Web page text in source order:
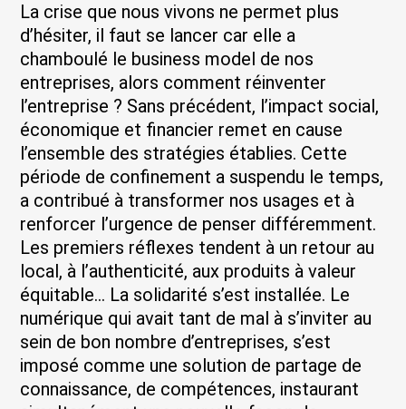
La crise que nous vivons ne permet plus
d’hésiter, il faut se lancer car elle a
chamboulé le business model de nos
entreprises, alors comment réinventer
l’entreprise ? Sans précédent, l’impact social,
économique et financier remet en cause
l’ensemble des stratégies établies. Cette
période de confinement a suspendu le temps,
a contribué à transformer nos usages et à
renforcer l’urgence de penser différemment.
Les premiers réflexes tendent à un retour au
local, à l’authenticité, aux produits à valeur
équitable… La solidarité s’est installée. Le
numérique qui avait tant de mal à s’inviter au
sein de bon nombre d’entreprises, s’est
imposé comme une solution de partage de
connaissance, de compétences, instaurant